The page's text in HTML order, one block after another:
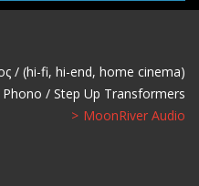
/ (hi-fi, hi-end, home cinema)
/ Step Up Transformers
MoonRiver Audio